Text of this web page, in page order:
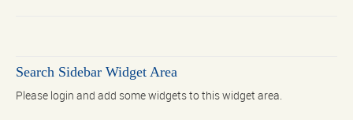
Search Sidebar Widget Area
Please login and add some widgets to this widget area.